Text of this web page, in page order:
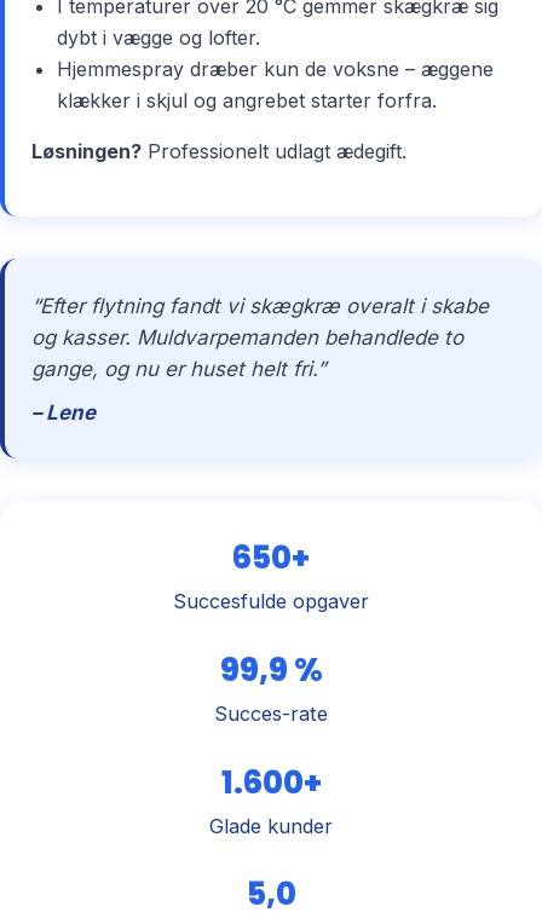
I temperaturer over 20 °C gemmer skægkræ sig
dybt i vægge og lofter.
Hjemmespray dræber kun de voksne – æggene
klækker i skjul og angrebet starter forfra.
Løsningen? Professionelt udlagt ædegift.
“Efter flytning fandt vi skægkræ overalt i skabe
og kasser. Muldvarpemanden behandlede to
gange, og nu er huset helt fri.”
– Lene
650+
Succesfulde opgaver
99,9 %
Succes-rate
1.600+
Glade kunder
5,0